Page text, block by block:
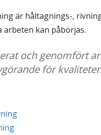
är håltagnings-,
arbeten kan påbörjas.
och genomfört
för